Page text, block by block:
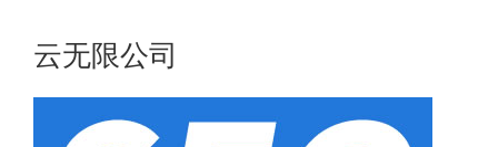
云无限公司